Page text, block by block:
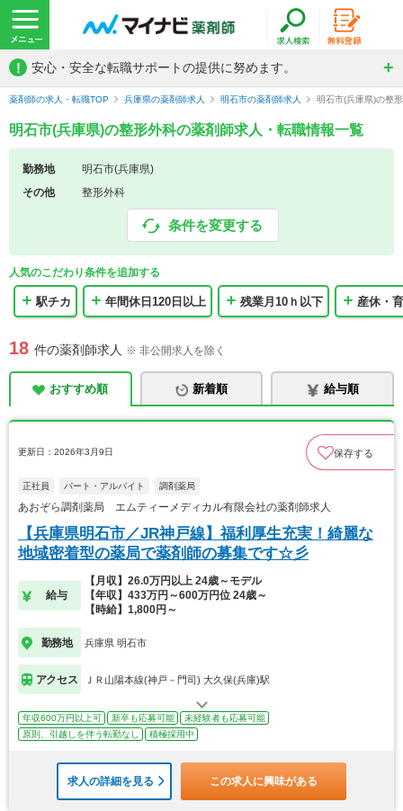
! 安心・安全な転職サポートの提供に努めます。
薬剤師の求人・転職TOP 兵庫県の薬剤師求人 明石市の薬剤師求人 明石市(兵庫県)の整
明石市(兵庫県)の整形外科の薬剤師求人・転職情報一覧
勤務地
明石市(兵庫県)
その他
整形外科
条件を変更する
人気のこだわり条件を追加する
駅チカ 年間休日120日以上 残業月10ｈ以下 産休・
18 件の薬剤師求人 ※ 非公開求人を除く
おすすめ順 新着順 給与順
更新日：2026年3月9日 保存する
正社員 パート・アルバイト 調剤薬局
あおぞら調剤薬局 エムティーメディカル有限会社の薬剤師求人
【兵庫県明石市／JR神戸線】福利厚生充実！綺麗な
地域密着型の薬局で薬剤師の募集です☆彡
給与
【月収】26.0万円以上 24歳～モデル
【年収】433万円～600万円位 24歳～
【時給】1,800円～
勤務地 兵庫県 明石市
アクセス ＪＲ山陽本線(神戸－門司) 大久保(兵庫)駅
年収600万円以上可 新卒も応募可能
未経験者も応募可能
原則、引越しを伴う転勤なし
積極採用中
求人の詳細を見る この求人に興味がある